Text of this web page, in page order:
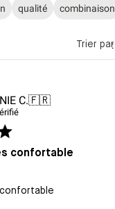
qualité combinaison
Trier par:
C.🇫🇷
confortable